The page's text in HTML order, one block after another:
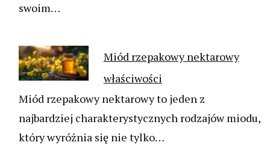
swoim…
Miód rzepakowy nektarowy
właściwości
Miód rzepakowy nektarowy to jeden z
najbardziej charakterystycznych rodzajów miodu,
który wyróżnia się nie tylko…